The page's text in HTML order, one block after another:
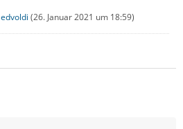
edvoldi (26. Januar 2021 um 18:59)